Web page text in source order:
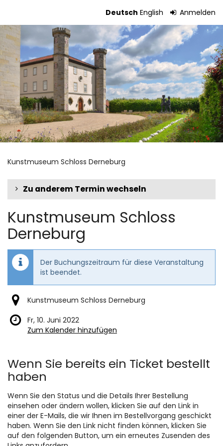
Inhalt
springen
Deutsch English Anmelden
Tickets
Kunstmuseum Schloss Derneburg
Zu anderem Termin wechseln
Kunstmuseum Schloss
Derneburg
Der Buchungszeitraum für diese Veranstaltung
ist beendet.
Kunstmuseum Schloss Derneburg
Fr, 10. Juni 2022
Zum Kalender hinzufügen
Wenn Sie bereits ein Ticket bestellt
haben
Wenn Sie den Status und die Details Ihrer Bestellung
einsehen oder ändern wollen, klicken Sie auf den Link in
einer der E-Mails, die wir Ihnen im Bestellvorgang geschickt
haben. Wenn Sie den Link nicht finden können, klicken Sie
auf den folgenden Button, um ein erneutes Zusenden des